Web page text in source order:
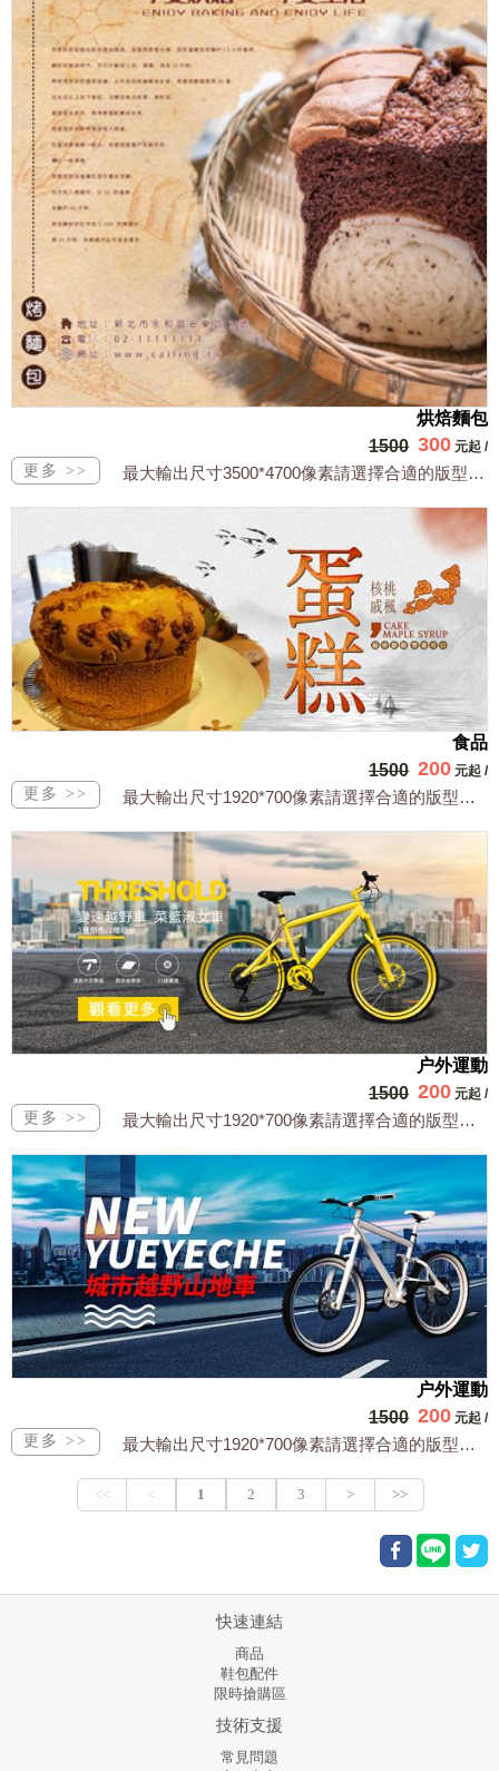
烘焙麵包
1500 300 元起 /
最大輸出尺寸3500*4700像素請選擇合適的版型，文字或相關商品圖須由買方提供...
食品
1500 200 元起 /
最大輸出尺寸1920*700像素請選擇合適的版型，文字或相關商品圖須由買方提供文...
户外運動
1500 200 元起 /
最大輸出尺寸1920*700像素請選擇合適的版型，文字或相關商品圖須由買方提供文...
户外運動
1500 200 元起 /
最大輸出尺寸1920*700像素請選擇合適的版型，文字或相關商品圖須由買方提供文...
快速連結
商品
鞋包配件
限時搶購區
技術支援
常見問題